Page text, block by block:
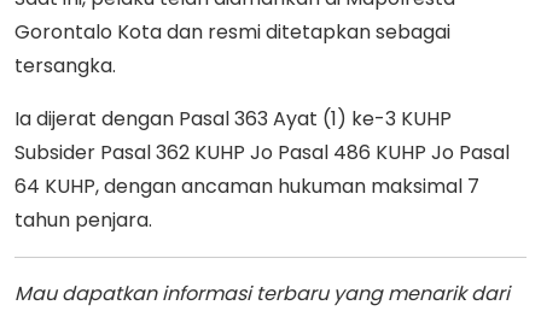
Gorontalo Kota dan resmi ditetapkan sebagai
tersangka.
Ia dijerat dengan Pasal 363 Ayat (1) ke-3 KUHP
Subsider Pasal 362 KUHP Jo Pasal 486 KUHP Jo Pasal
64 KUHP, dengan ancaman hukuman maksimal 7
tahun penjara.
Mau dapatkan informasi terbaru yang menarik dari